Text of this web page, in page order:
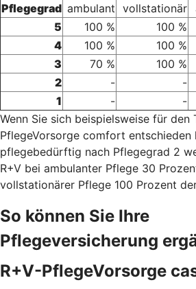
Pflegegrad ambulant vollstationär
5
100 % 100 %
4
100 % 100 %
3
70 % 100 %
2
- -
1
- -
Wenn Sie sich beispielsweise für den
PflegeVorsorge comfort entschieden
pflegebedürftig nach Pflegegrad 2
R+V bei ambulanter Pflege 30
vollstationärer Pflege 100 Prozent
So können Sie Ihre
Pflegeversicherung
R+V-PflegeVorsorge